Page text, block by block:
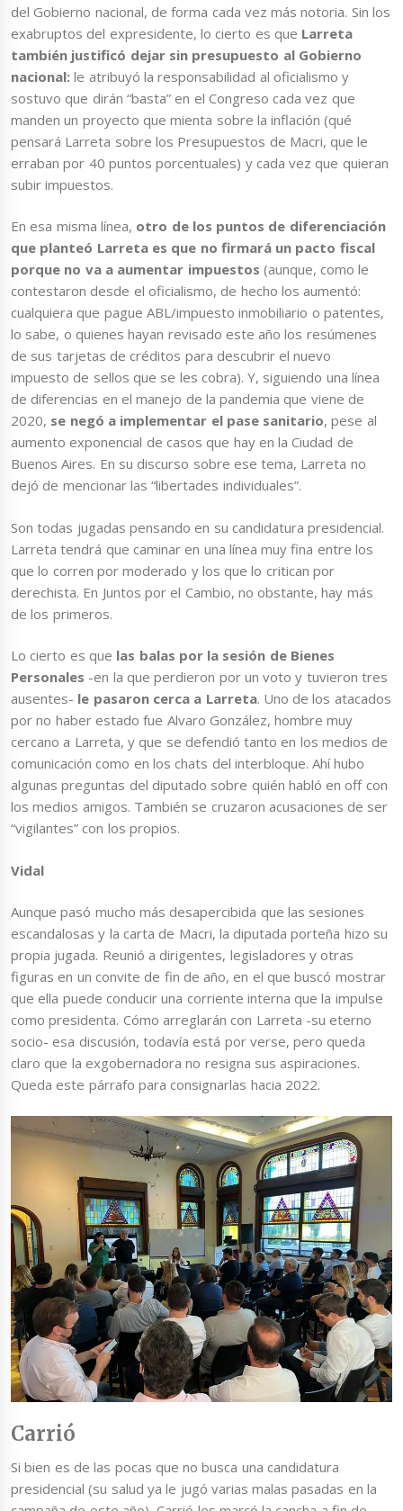
del Gobierno nacional, de forma cada vez más notoria. Sin los
exabruptos del expresidente, lo cierto es que Larreta
también justificó dejar sin presupuesto al Gobierno
nacional: le atribuyó la responsabilidad al oficialismo y
sostuvo que dirán “basta” en el Congreso cada vez que
manden un proyecto que mienta sobre la inflación (qué
pensará Larreta sobre los Presupuestos de Macri, que le
erraban por 40 puntos porcentuales) y cada vez que quieran
subir impuestos.
En esa misma línea, otro de los puntos de diferenciación
que planteó Larreta es que no firmará un pacto fiscal
porque no va a aumentar impuestos (aunque, como le
contestaron desde el oficialismo, de hecho los aumentó:
cualquiera que pague ABL/impuesto inmobiliario o patentes,
lo sabe, o quienes hayan revisado este año los resúmenes
de sus tarjetas de créditos para descubrir el nuevo
impuesto de sellos que se les cobra). Y, siguiendo una línea
de diferencias en el manejo de la pandemia que viene de
2020, se negó a implementar el pase sanitario, pese al
aumento exponencial de casos que hay en la Ciudad de
Buenos Aires. En su discurso sobre ese tema, Larreta no
dejó de mencionar las “libertades individuales”.
Son todas jugadas pensando en su candidatura presidencial.
Larreta tendrá que caminar en una línea muy fina entre los
que lo corren por moderado y los que lo critican por
derechista. En Juntos por el Cambio, no obstante, hay más
de los primeros.
Lo cierto es que las balas por la sesión de Bienes
Personales -en la que perdieron por un voto y tuvieron tres
ausentes- le pasaron cerca a Larreta. Uno de los atacados
por no haber estado fue Alvaro González, hombre muy
cercano a Larreta, y que se defendió tanto en los medios de
comunicación como en los chats del interbloque. Ahí hubo
algunas preguntas del diputado sobre quién habló en off con
los medios amigos. También se cruzaron acusaciones de ser
“vigilantes” con los propios.
Vidal
Aunque pasó mucho más desapercibida que las sesiones
escandalosas y la carta de Macri, la diputada porteña hizo su
propia jugada. Reunió a dirigentes, legisladores y otras
figuras en un convite de fin de año, en el que buscó mostrar
que ella puede conducir una corriente interna que la impulse
como presidenta. Cómo arreglarán con Larreta -su eterno
socio- esa discusión, todavía está por verse, pero queda
claro que la exgobernadora no resigna sus aspiraciones.
Queda este párrafo para consignarlas hacia 2022.
Carrió
Si bien es de las pocas que no busca una candidatura
presidencial (su salud ya le jugó varias malas pasadas en la